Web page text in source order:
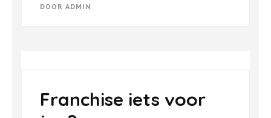
DOOR ADMIN
Franchise iets voor